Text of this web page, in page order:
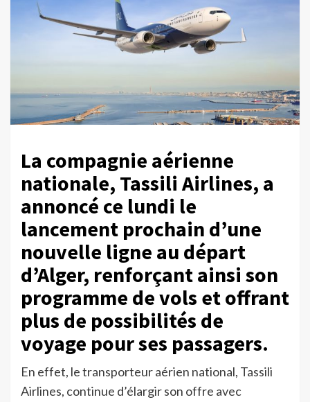
La compagnie aérienne
nationale, Tassili Airlines, a
annoncé ce lundi le
lancement prochain d’une
nouvelle ligne au départ
d’Alger, renforçant ainsi son
programme de vols et offrant
plus de possibilités de
voyage pour ses passagers.
En effet, le transporteur aérien national, Tassili
Airlines, continue d’élargir son offre avec